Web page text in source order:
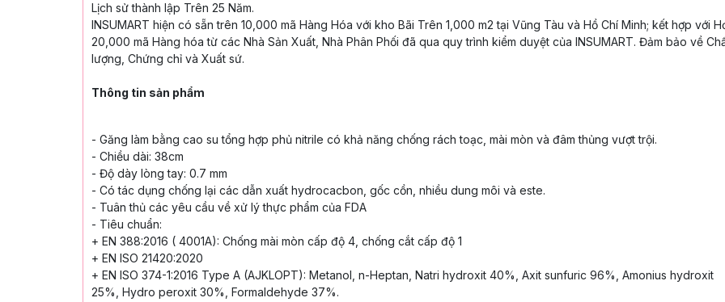
Lịch sử thành lập Trên 25 Năm.
INSUMART hiện có sẵn trên 10,000 mã Hàng Hóa với kho Bãi Trên 1,000 m2 tại Vũng Tàu và Hồ Chí Minh; kết hợp với
20,000 mã Hàng hóa từ các Nhà Sản Xuất, Nhà Phân Phối đã qua quy trình kiểm duyệt của INSUMART. Đảm bảo về
lượng, Chứng chỉ và Xuất sứ.
Thông tin sản phẩm
- Găng làm bằng cao su tổng hợp phủ nitrile có khả năng chống rách toạc, mài mòn và đâm thủng vượt trội.
- Chiều dài: 38cm
- Độ dày lòng tay: 0.7 mm
- Có tác dụng chống lại các dẫn xuất hydrocacbon, gốc cồn, nhiều dung môi và este.
- Tuân thủ các yêu cầu về xử lý thực phẩm của FDA
- Tiêu chuẩn:
+ EN 388:2016 ( 4001A): Chống mài mòn cấp độ 4, chống cắt cấp độ 1
+ EN ISO 21420:2020
+ EN ISO 374-1:2016 Type A (AJKLOPT): Metanol, n-Heptan, Natri hydroxit 40%, Axit sunfuric 96%, Amonius hydroxit
25%, Hydro peroxit 30%, Formaldehyde 37%.